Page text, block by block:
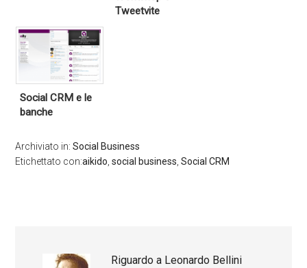
Tweetvite
Social CRM e le
banche
Archiviato in:Social Business
Etichettato con:aikido,social business,Social CRM
Riguardo a Leonardo Bellini